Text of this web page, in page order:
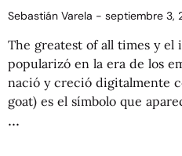
Sebastián Varela septiembre 3,
The greatest of all times y el
popularizó en la era de los
nació y creció digitalmente
goat) es el símbolo que